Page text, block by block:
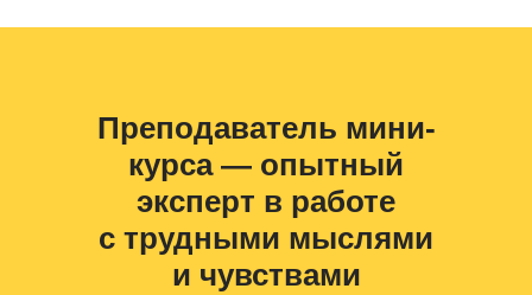
Преподаватель мини-
курса — опытный
эксперт в работе
с трудными мыслями
и чувствами